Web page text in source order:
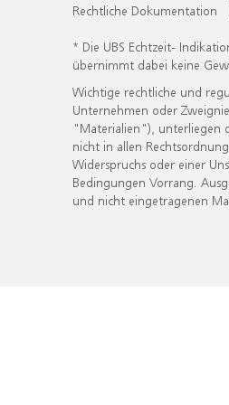
Rechtliche Dokumentation
* Die UBS Echtzeit-
übernimmt dabei keine
Wichtige rechtliche und
Unternehmen oder
"Materialien"), unterliegen
nicht in allen
Widerspruchs oder einer
Bedingungen Vorrang.
und nicht eingetragenen